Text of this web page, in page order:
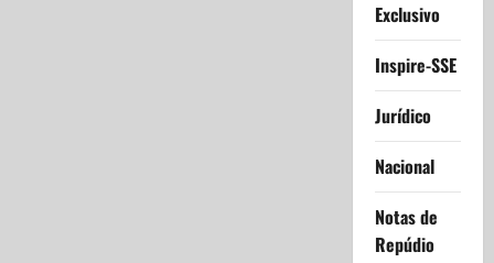
Exclusivo
Inspire-SSE
Jurídico
Nacional
Notas de
Repúdio